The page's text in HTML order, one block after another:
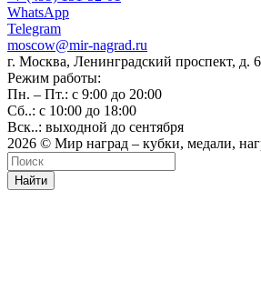
WhatsApp
Telegram
moscow@mir-nagrad.ru
г. Москва, Ленинградский проспект, д.
Режим работы:
Пн. – Пт.: с 9:00 до 20:00
Сб..: с 10:00 до 18:00
Вск..: выходной до сентября
2026 © Мир наград – кубки, медали,
Найти